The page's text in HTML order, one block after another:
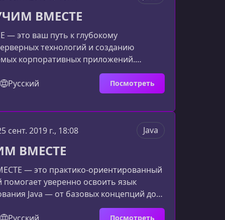
но и собирать из них единое,
УЧИМ ВМЕСТЕ
— это ваш путь к глубокому
технологий и созданию
корпоративных приложений.
структурировано и
что позволяет легко перейти от
к профессиональному уровню.Что
позволяя сформировать комплексное
о современной серверной разработке.
Русский Посмотреть
сент. 2019 г., 18:08 Java
ВМЕСТЕ
— это практико‑ориентированный
помогает уверенно освоить язык
Java — от базовых концепций до
техник уровня Senior. Материал подаётся
Посмотреть